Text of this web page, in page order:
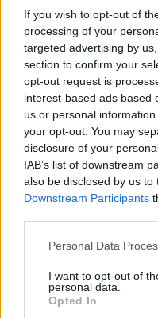
If you wish to opt-out of
processing of your
targeted advertising by
section to confirm your
opt-out request is
interest-based ads based
us or personal
your opt-out. You may
disclosure of your
IAB’s list of downstream
also be disclosed by us to
Downstream Participants
Please note that this
not limited to your visit or
grant or deny consent to
use your data for below
Personal Data
I want to opt-out of
personal data.
Opted In
Kutatás
Prevenció
Hírek
Videók
Kisállatok
#allergia#influenza
#orvosmeteorológia
#pajzsmirigy #reflux
Regisztráció
Negyedik hullám
Negyedik